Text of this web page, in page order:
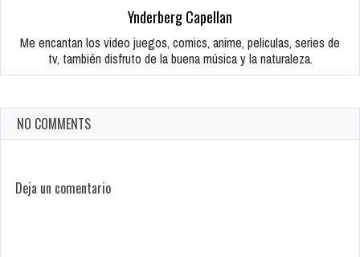
Ynderberg Capellan
Me encantan los video juegos, comics, anime, peliculas, series de
tv, también disfruto de la buena música y la naturaleza.
NO COMMENTS
Deja un comentario